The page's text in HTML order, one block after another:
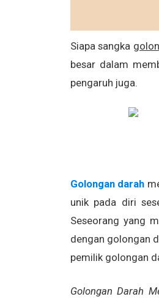
Siapa sangka
besar dalam
pengaruh juga.
Golongan darah
unik pada diri
Seseorang yang
dengan golongan
pemilik golongan
Golongan Darah